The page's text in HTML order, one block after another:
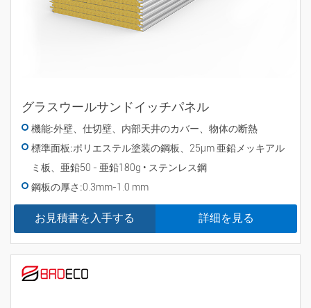
グラスウールサンドイッチパネル
機能:外壁、仕切壁、内部天井のカバー、物体の断熱
標準面板:ポリエステル塗装の鋼板、25µm 亜鉛メッキアル
ミ板、亜鉛50 - 亜鉛180g • ステンレス鋼
鋼板の厚さ:0.3mm-1.0 mm
お見積書を入手する 詳细を見る